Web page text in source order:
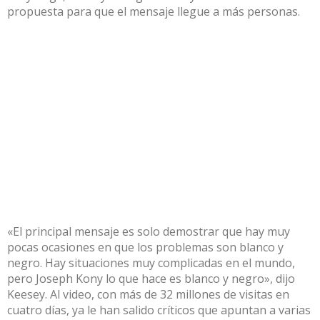
propuesta para que el mensaje llegue a más personas.
«El principal mensaje es solo demostrar que hay muy
pocas ocasiones en que los problemas son blanco y
negro. Hay situaciones muy complicadas en el mundo,
pero Joseph Kony lo que hace es blanco y negro», dijo
Keesey. Al video, con más de 32 millones de visitas en
cuatro días, ya le han salido críticos que apuntan a varias